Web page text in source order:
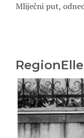
Mliječni put,
RegionElle